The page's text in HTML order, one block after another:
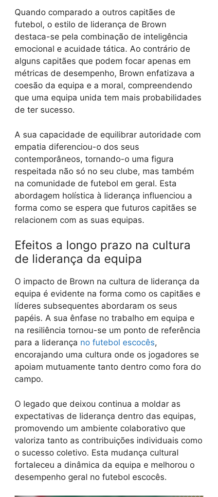
Quando comparado a outros capitães de
futebol, o estilo de liderança de Brown
destaca-se pela combinação de inteligência
emocional e acuidade tática. Ao contrário de
alguns capitães que podem focar apenas em
métricas de desempenho, Brown enfatizava a
coesão da equipa e a moral, compreendendo
que uma equipa unida tem mais probabilidades
de ter sucesso.
A sua capacidade de equilibrar autoridade com
empatia diferenciou-o dos seus
contemporâneos, tornando-o uma figura
respeitada não só no seu clube, mas também
na comunidade de futebol em geral. Esta
abordagem holística à liderança influenciou a
forma como se espera que futuros capitães se
relacionem com as suas equipas.
Efeitos a longo prazo na cultura
de liderança da equipa
O impacto de Brown na cultura de liderança da
equipa é evidente na forma como os capitães e
líderes subsequentes abordaram os seus
papéis. A sua ênfase no trabalho em equipa e
na resiliência tornou-se um ponto de referência
para a liderança no futebol escocês,
encorajando uma cultura onde os jogadores se
apoiam mutuamente tanto dentro como fora do
campo.
O legado que deixou continua a moldar as
expectativas de liderança dentro das equipas,
promovendo um ambiente colaborativo que
valoriza tanto as contribuições individuais como
o sucesso coletivo. Esta mudança cultural
fortaleceu a dinâmica da equipa e melhorou o
desempenho geral no futebol escocês.